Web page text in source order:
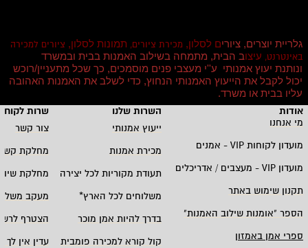
גלריית יוצרים, ציורים לסלון, מכירת ציורים, תמונות לסלון, ציורים למכירה
באינטרנט, עיצוב הבית, מתמחה בשילוב האמנות בבית ובמשרד
ונותנת יעוץ אמנותי ע''י מעצבי פנים מוסמכים, כך שכל מתעניין/רוכש
יכול לקבל את הייעוץ האמנותי הנחוץ, כדי לשלב את האמנות האהובה
עליו בבית או משרד.
אודות השרות שלנו
שרות
מי אנחנו
ייעוץ אמנותי
צור קשר
מועדון לקוחותVIP - אמנים מכירת אמנות
מחלקת
מועדון
מעצבים / אדריכלים תעודת מקוריות לכל יצירה
מחלקת
תקנון שימוש באתר
משלוחים לכל הארץ*
מעקב
הספר "אומנות שילוב האמנות" בדרך להיות אמן מוכר
הצטרף
ספרי אמן באמזון
קול קורא למכירה פומבית
עדין אין לך